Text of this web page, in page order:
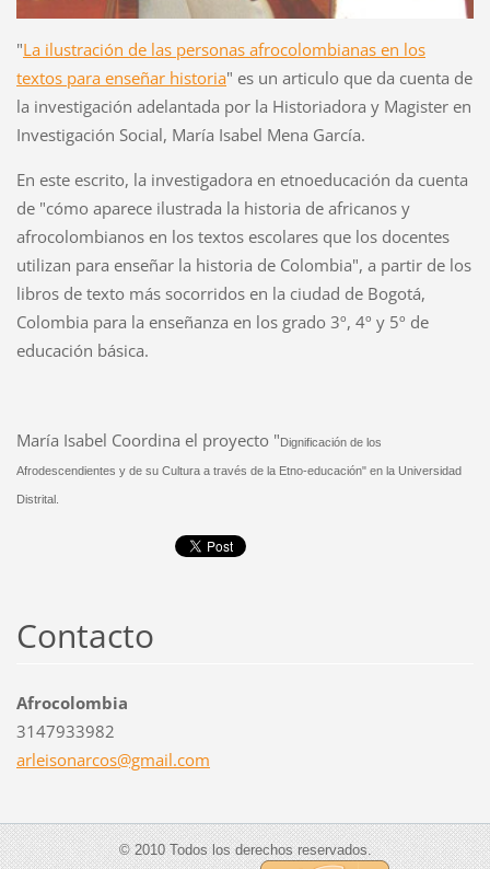
"La ilustración de las personas afrocolombianas en los
textos para enseñar historia" es un articulo que da cuenta de
la investigación adelantada por la Historiadora y Magister en
Investigación Social, María Isabel Mena García.
En este escrito, la investigadora en etnoeducación da cuenta
de "cómo aparece ilustrada la historia de africanos y
afrocolombianos en los textos escolares que los docentes
utilizan para enseñar la historia de Colombia", a partir de los
libros de texto más socorridos en la ciudad de Bogotá,
Colombia para la enseñanza en los grado 3º, 4º y 5º de
educación básica.
María Isabel Coordina el proyecto "Dignificación de los
Afrodescendientes y de su Cultura a través de la Etno-educación" en la Universidad
Distrital.
Contacto
Afrocolombia
3147933982
arleisonarcos@gmail.com
© 2010 Todos los derechos reservados.